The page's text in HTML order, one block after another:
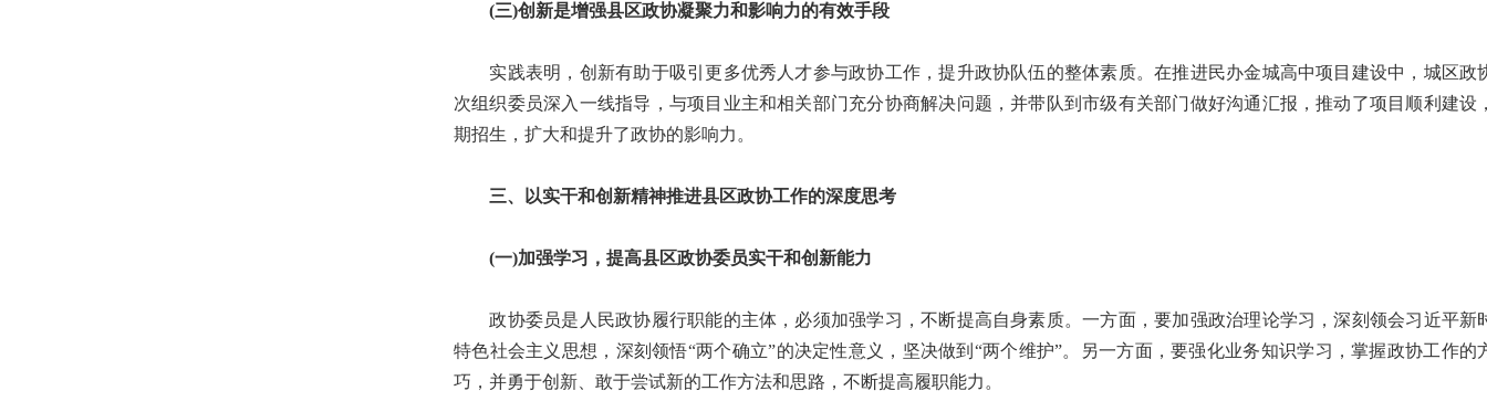
(三)创新是增强县区政协凝聚力和影响力的有效手段
实践表明，创新有助于吸引更多优秀人才参与政协工作，提升政协队伍的整体素质。在推进民办金城高中项目建设中，城区政
次组织委员深入一线指导，与项目业主和相关部门充分协商解决问题，并带队到市级有关部门做好沟通汇报，推动了项目顺利建设
期招生，扩大和提升了政协的影响力。
三、以实干和创新精神推进县区政协工作的深度思考
(一)加强学习，提高县区政协委员实干和创新能力
政协委员是人民政协履行职能的主体，必须加强学习，不断提高自身素质。一方面，要加强政治理论学习，深刻领会习近平新
特色社会主义思想，深刻领悟“两个确立”的决定性意义，坚决做到“两个维护”。另一方面，要强化业务知识学习，掌握政协工作的
巧，并勇于创新、敢于尝试新的工作方法和思路，不断提高履职能力。